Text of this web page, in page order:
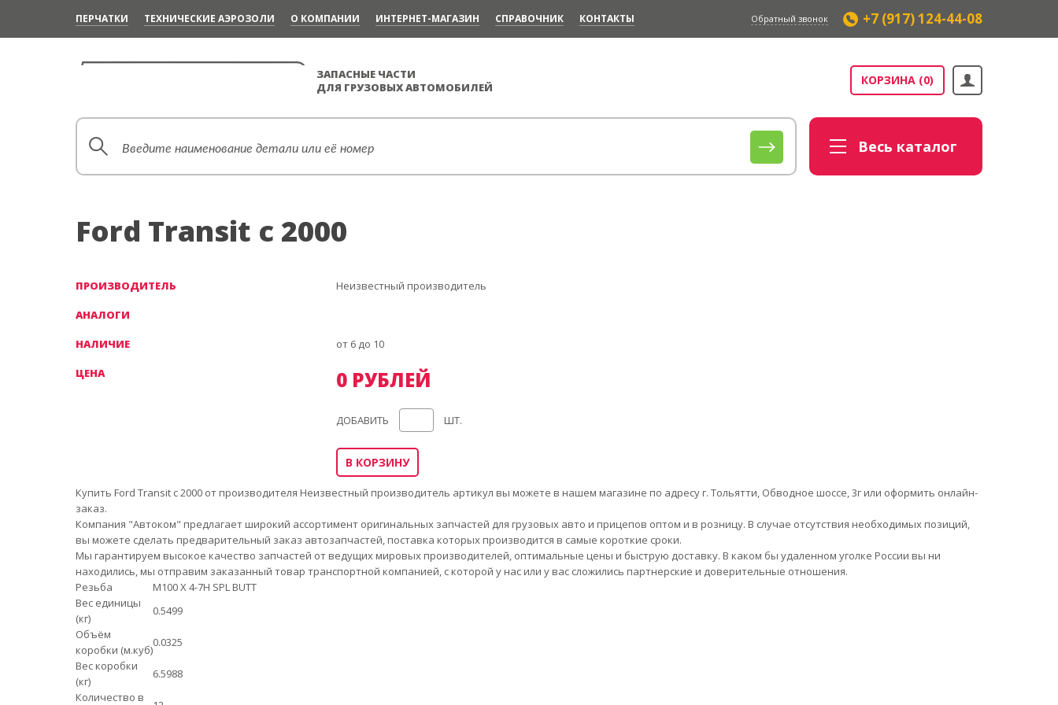
ПЕРЧАТКИ ТЕХНИЧЕСКИЕ АЭРОЗОЛИ О КОМПАНИИ ИНТЕРНЕТ-МАГАЗИН CПРАВОЧНИК КОНТАКТЫ Обратный звонок +7 (917) 124-44-08
ЗАПАСНЫЕ ЧАСТИ
ДЛЯ ГРУЗОВЫХ АВТОМОБИЛЕЙ
КОРЗИНА (0)
Весь каталог
Ford Transit c 2000
ПРОИЗВОДИТЕЛЬ Неизвестный производитель
АНАЛОГИ
НАЛИЧИЕ от 6 до 10
ЦЕНА 0 РУБЛЕЙ
ДОБАВИТЬ ШТ.
В КОРЗИНУ
Купить Ford Transit c 2000 от производителя Неизвестный производитель артикул вы можете в нашем магазине по адресу г. Тольятти, Обводное шоссе, 3г или оформить онлайн-
заказ.
Компания "Автоком" предлагает широкий ассортимент оригинальных запчастей для грузовых авто и прицепов оптом и в розницу. В случае отсутствия необходимых позиций,
вы можете сделать предварительный заказ автозапчастей, поставка которых производится в самые короткие сроки.
Мы гарантируем высокое качество запчастей от ведущих мировых производителей, оптимальные цены и быструю доставку. В каком бы удаленном уголке России вы ни
находились, мы отправим заказанный товар транспортной компанией, с которой у нас или у вас сложились партнерские и доверительные отношения.
Резьба
M100 X 4-7H SPL BUTT
Вес единицы
(кг)
0.5499
Объём
коробки (м.куб)
0.0325
Вес коробки
(кг)
6.5988
Количество в